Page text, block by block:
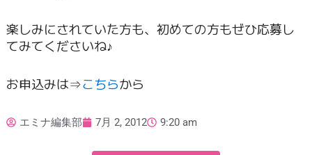
楽しみにされていた方も、初めての方もぜひ応募し
てみてくださいね♪
お申込みは⇒こちらから
エミナ編集部 7月 2, 2012 9:20 am